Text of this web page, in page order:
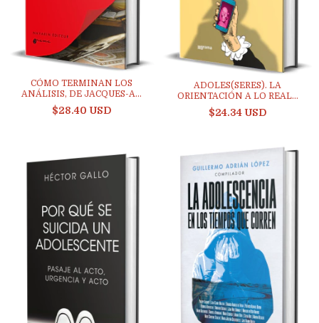
CÓMO TERMINAN LOS
ANÁLISIS, DE JACQUES-A...
$28.40 USD
ADOLES(SERES). LA
ORIENTACIÓN A LO REAL...
$24.34 USD